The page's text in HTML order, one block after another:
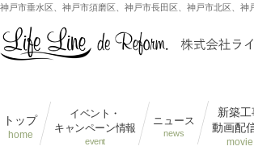
神戸市垂水区、神戸市須磨区、神戸市長田区、神戸市北区、
トップ
home
イベント・
キャンペーン情報
event
ニュース
news
新築工
動画配
movie